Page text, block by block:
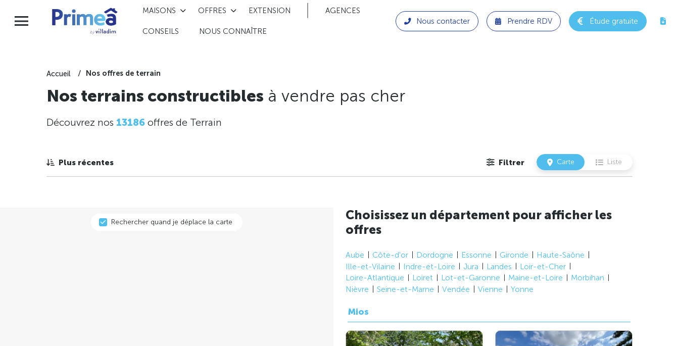
MAISONS OFFRES EXTENSION AGENCES
CONSEILS NOUS CONNAÎTRE
Nous contacter Prendre RDV Étude gratuite
Accueil Nos offres de terrain
Nos terrains constructibles à vendre pas cher
Découvrez nos 13186 offres de Terrain
Plus récentes Filtrer Carte Liste
Rechercher quand je déplace la carte
Choisissez un département pour afficher les
offres
Aube Côte-d'or Dordogne Essonne Gironde
Haute-Saône
Ille-et-Vilaine
Indre-et-Loire Jura Landes
Loir-et-Cher
Loire-Atlantique
Loiret Lot-et-Garonne Maine-et-Loire
Morbihan
Nièvre
Seine-et-Marne Vendée Vienne Yonne
Mios